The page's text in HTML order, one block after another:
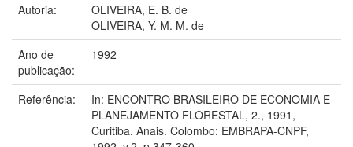
Autoria:
OLIVEIRA, E. B. de
OLIVEIRA, Y. M. M. de
Ano de
publicação:
1992
Referência:
In: ENCONTRO BRASILEIRO DE ECONOMIA E
PLANEJAMENTO FLORESTAL, 2., 1991,
Curitiba. Anais. Colombo: EMBRAPA-CNPF,